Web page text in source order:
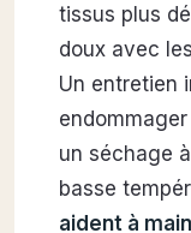
tissus plus
doux avec
Un entretien
un séchage
basse
aident à